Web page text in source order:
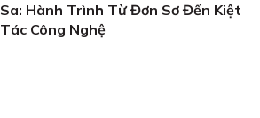
Sa: Hành Trình Từ Đơn Sơ Đến Kiệt
Tác Công Nghệ